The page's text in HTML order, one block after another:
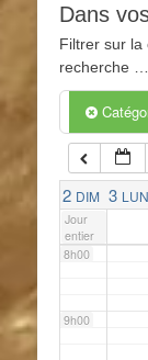
Dans
Filtrer sur la
recherche …
2 DIM 3 LUN
Jour
entier
6h00
7h00
8h00
9h00